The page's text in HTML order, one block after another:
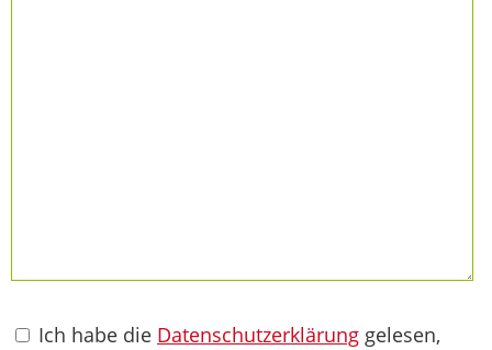
Ich habe die Datenschutzerklärung gelesen,